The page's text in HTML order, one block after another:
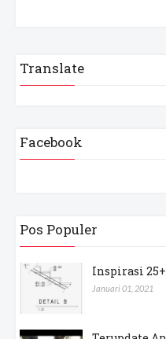
Translate
Facebook
Pos Populer
Inspirasi
Januari 01, 2021